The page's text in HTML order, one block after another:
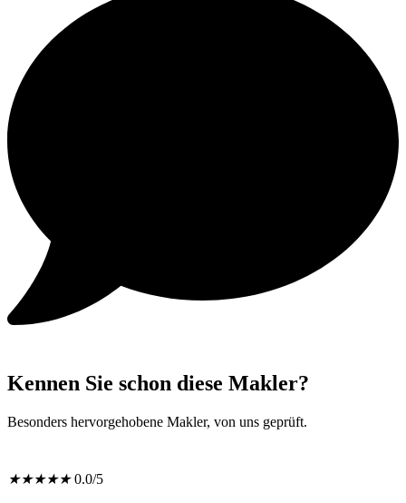
Kennen Sie schon diese Makler?
Besonders hervorgehobene Makler, von uns geprüft.
★★★★★ 0.0/5